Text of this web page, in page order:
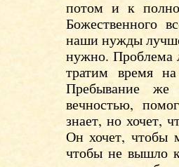
потом и к
Божественного
наши нужды
нужно. Проблема
тратим время
Пребывание
вечностью,
знает, но хочет,
Он хочет, чтобы
чтобы не вышло